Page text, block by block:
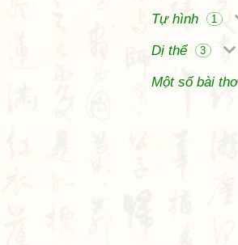
Tự hình
1
Dị thể 3
Một số bài